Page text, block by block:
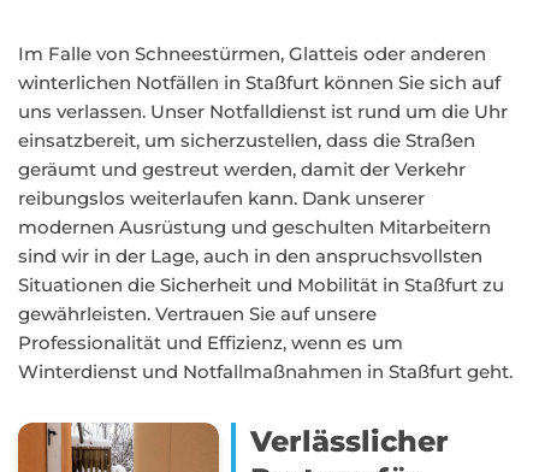
Im Falle von Schneestürmen, Glatteis oder anderen
winterlichen Notfällen in Staßfurt können Sie sich auf
uns verlassen. Unser Notfalldienst ist rund um die Uhr
einsatzbereit, um sicherzustellen, dass die Straßen
geräumt und gestreut werden, damit der Verkehr
reibungslos weiterlaufen kann. Dank unserer
modernen Ausrüstung und geschulten Mitarbeitern
sind wir in der Lage, auch in den anspruchsvollsten
Situationen die Sicherheit und Mobilität in Staßfurt zu
gewährleisten. Vertrauen Sie auf unsere
Professionalität und Effizienz, wenn es um
Winterdienst und Notfallmaßnahmen in Staßfurt geht.
Verlässlicher